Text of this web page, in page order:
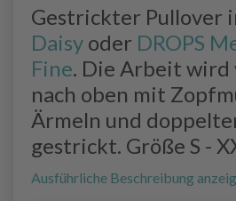
Gestrickter Pullover
Daisy oder DROPS
Fine. Die Arbeit wird
nach oben mit
Ärmeln und
gestrickt. Größe S -
Ausführliche Beschreibung